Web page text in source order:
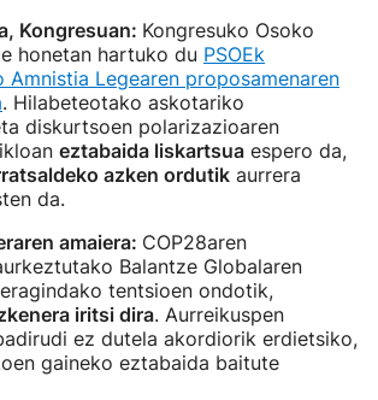
Kongresuan: Kongresuko Osoko
honetan hartuko du PSOEk
Legearen proposamenaren
. Hilabeteotako askotariko
diskurtsoen polarizazioaren
eztabaida liskartsua espero da,
azken ordutik aurrera
da.
amaiera: COP28aren
Balantze Globalaren
tentsioen ondotik,
iritsi dira. Aurreikuspen
ez dutela akordiorik erdietsiko,
gaineko eztabaida baitute